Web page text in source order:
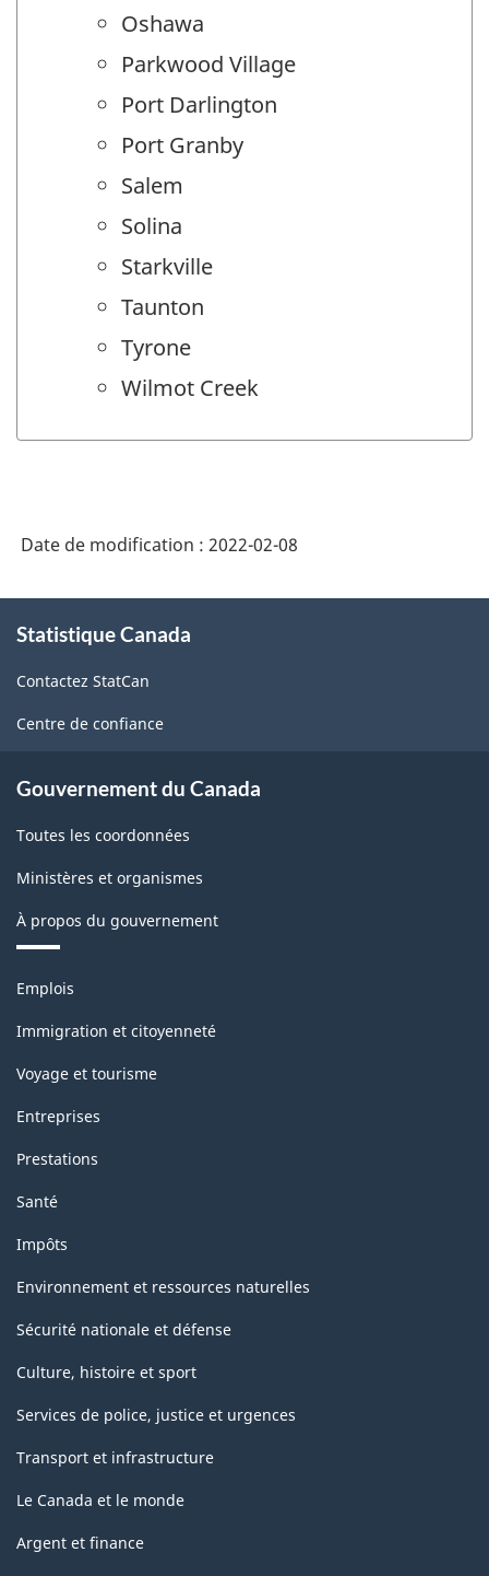
Oshawa
Parkwood Village
Port Darlington
Port Granby
Salem
Solina
Starkville
Taunton
Tyrone
Wilmot Creek
Date de modification : 2022-02-08
propos
ce
site
Statistique Canada
Contactez StatCan
Centre de confiance
Gouvernement du Canada
Toutes les coordonnées
Ministères et organismes
À propos du gouvernement
Thèmes
sujets
Emplois
Immigration et citoyenneté
Voyage et tourisme
Entreprises
Prestations
Santé
Impôts
Environnement et ressources naturelles
Sécurité nationale et défense
Culture, histoire et sport
Services de police, justice et urgences
Transport et infrastructure
Le Canada et le monde
Argent et finance